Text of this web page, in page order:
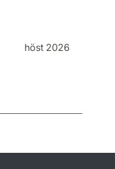
höst 2026